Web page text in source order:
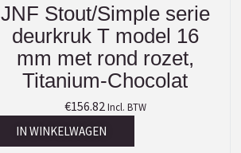
JNF Stout/Simple serie
deurkruk T model 16
mm met rond rozet,
Titanium-Chocolat
€156.82 Incl. BTW
IN WINKELWAGEN